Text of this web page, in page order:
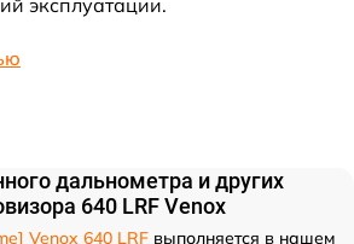
эксплуатации.
дальнометра и других
640 LRF Venox
Venox 640 LRF выполняется в нашем